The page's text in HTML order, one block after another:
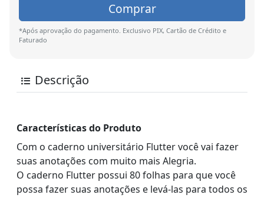
Comprar
*Após aprovação do pagamento. Exclusivo PIX, Cartão de Crédito e
Faturado
Descrição
Características do Produto
Com o caderno universitário Flutter você vai fazer
suas anotações com muito mais Alegria.
O caderno Flutter possui 80 folhas para que você
possa fazer suas anotações e levá-las para todos os